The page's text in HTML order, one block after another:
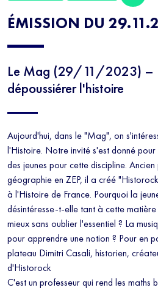
ÉMISSION DU
Le Mag (29/11/2023) –
dépoussiérer l'histoire
Aujourd'hui, dans le "Mag", on
l'Histoire. Notre invité s'est donné
des jeunes pour cette discipline.
géographie en ZEP, il a créé
à l'Histoire de France. Pourquoi la
désintéresse-t-elle tant à cette
mieux sans oublier l'essentiel ? La
pour apprendre une notion ? Pour en
plateau Dimitri Casali, historien,
d'Historock
C'est un professeur qui rend les maths